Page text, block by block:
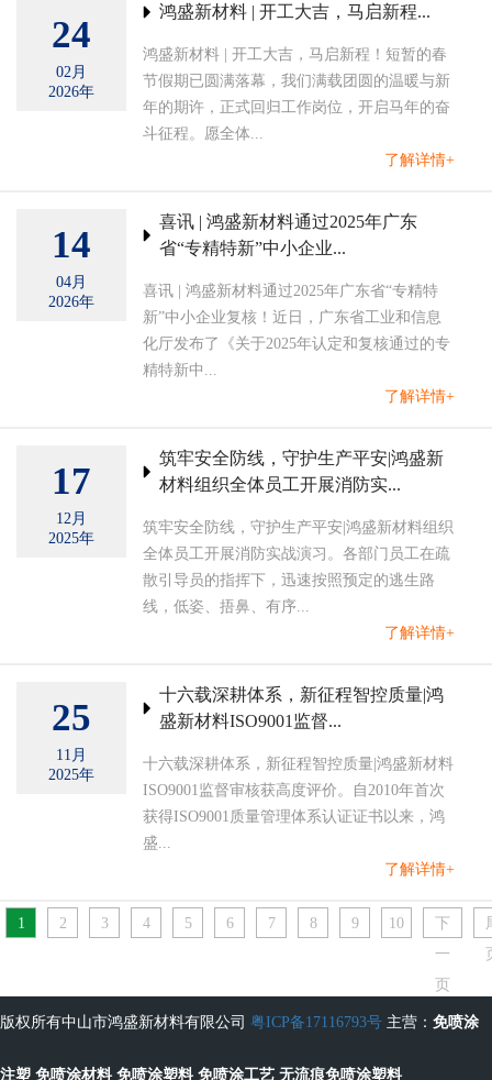
24
02月
2026年
鸿盛新材料 | 开工大吉，马启新程...
鸿盛新材料 | 开工大吉，马启新程！短暂的春
节假期已圆满落幕，我们满载团圆的温暖与新
年的期许，正式回归工作岗位，开启马年的奋
斗征程。愿全体...
了解详情+
14
04月
2026年
喜讯 | 鸿盛新材料通过2025年广东
省“专精特新”中小企业...
喜讯 | 鸿盛新材料通过2025年广东省“专精特
新”中小企业复核！近日，广东省工业和信息
化厅发布了《关于2025年认定和复核通过的专
精特新中...
了解详情+
17
12月
2025年
筑牢安全防线，守护生产平安|鸿盛新
材料组织全体员工开展消防实...
筑牢安全防线，守护生产平安|鸿盛新材料组织
全体员工开展消防实战演习。各部门员工在疏
散引导员的指挥下，迅速按照预定的逃生路
线，低姿、捂鼻、有序...
了解详情+
25
11月
2025年
十六载深耕体系，新征程智控质量|鸿
盛新材料ISO9001监督...
十六载深耕体系，新征程智控质量|鸿盛新材料
ISO9001监督审核获高度评价。自2010年首次
获得ISO9001质量管理体系认证证书以来，鸿
盛...
了解详情+
1 2 3 4 5 6 7 8 9 10
下
一
页
版权所有中山市鸿盛新材料有限公司 粤ICP备17116793号 主营： 免喷涂
注塑 免喷涂材料 免喷涂塑料 免喷涂工艺 无流痕免喷涂塑料